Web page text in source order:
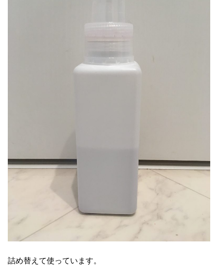
詰め替えて使っています。